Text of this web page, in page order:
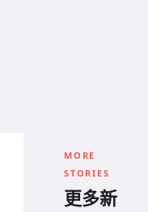
MORE
STORIES
更多新